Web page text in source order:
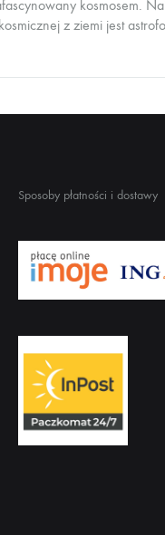
kosmosem.
z ziemi jest
Sposoby płatności i dostawy